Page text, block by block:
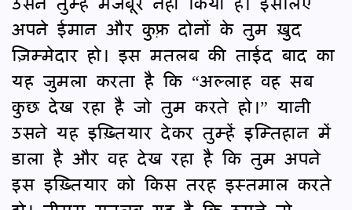
अपने ईमान और कुफ़्र दोनों के तुम ख़ुद
ज़िम्मेदार हो। इस मतलब की ताईद बाद का
यह जुमला करता है कि “अल्लाह वह सब
कुछ देख रहा है जो तुम करते हो।” यानी
उसने यह इख़्तियार देकर तुम्हें इम्तिहान में
डाला है और वह देख रहा है कि तुम अपने
इस इख़्तियार को किस तरह इस्तमाल करते